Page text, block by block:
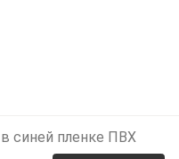
синей пленке ПВХ